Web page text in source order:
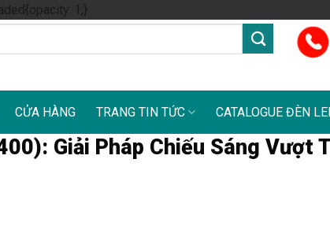
1;}Skip
to
CỬA HÀNG TRANG TIN TỨC CATALOGUE ĐÈN
Giải Pháp Chiếu Sáng Vượt